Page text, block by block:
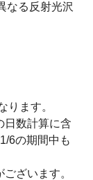
なる反射光沢
ります。
日数計算に含
6の期間中も
ざいます。